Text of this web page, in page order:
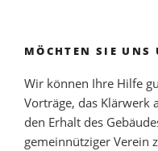
MÖCHTEN SIE UNS
Wir können Ihre Hilfe
Vorträge, das Klärwerk
den Erhalt des
gemeinnütziger Verein